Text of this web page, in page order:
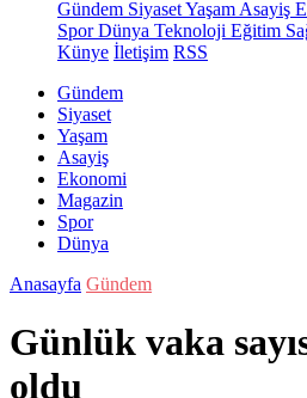
Gündem SiyasetYaşam Asayiş
SporDünya Teknoloji Eğitim
Künye İletişim RSS
Gündem
Siyaset
Yaşam
Asayiş
Ekonomi
Magazin
Spor
Dünya
Anasayfa Gündem
Günlük vaka
oldu